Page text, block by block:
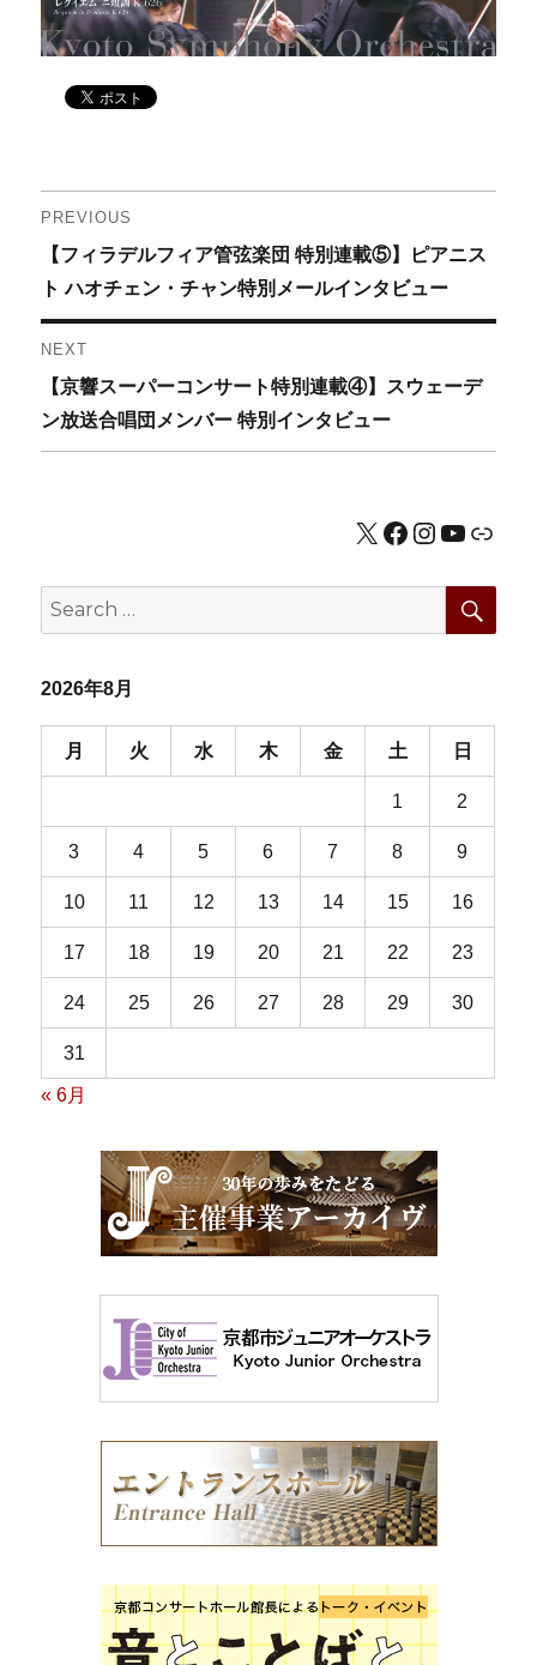
投
稿
ナ
ビ
ゲ
ン
PREVIOUS
Previous
post:
【フィラデルフィア管弦楽団 特別連載⑤】ピアニス
ト ハオチェン・チャン特別メールインタビュー
NEXT
Next
post:
【京響スーパーコンサート特別連載④】スウェーデ
ン放送合唱団メンバー 特別インタビュー
X Facebook
Instagram
公式HP
Search
for:
2026年8月
月 火 水 木 金 土 日
1 2
3 4 5 6 7 8 9
10 11 12 13 14 15 16
17 18 19 20 21 22 23
24 25 26 27 28 29 30
31
« 6月